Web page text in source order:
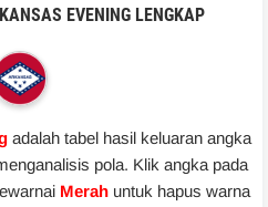
EVENING LENGKAP
adalah tabel hasil keluaran angka
pola. Klik angka pada
Merahuntuk hapus warna